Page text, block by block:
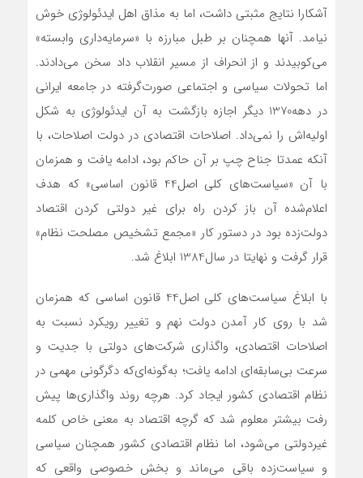
آشکارا نتایج مثبتی داشت، اما به مذاق اهل ایدئولوژی خوش
نیامد. آنها همچنان بر طبل مبارزه با «سرمایه‌داری وابسته»
می‌کوبیدند و از انحراف از مسیر انقلاب داد سخن می‌دادند.
اما تحولات سیاسی و اجتماعی صورت‌گرفته در جامعه ایرانی
در دهه1370 دیگر اجازه بازگشت به آن ایدئولوژی به شکل
اولیه‌اش را نمی‌داد. اصلاحات اقتصادی در دولت اصلاحات، با
آنکه عمدتا جناح چپ بر آن حاکم بود، ادامه یافت و همزمان
با آن «سیاست‌های کلی اصل44 قانون اساسی» که هدف
اعلام‌شده آن باز کردن راه برای غیر دولتی کردن اقتصاد
دولت‌زده بود در دستور کار «مجمع تشخیص مصلحت نظام»
قرار گرفت و نهایتا در سال1384 ابلاغ شد.
با ابلاغ سیاست‌های کلی اصل44 قانون اساسی که همزمان
شد با روی کار آمدن دولت نهم و تغییر رویکرد نسبت به
اصلاحات اقتصادی، واگذاری شرکت‌های دولتی با جدیت و
سرعت بی‌سابقه‌ای ادامه یافت؛ به‌گونه‌ای‌که دگرگونی مهمی در
نظام اقتصادی کشور ایجاد کرد. هرچه روند واگذاری‌ها پیش
رفت بیشتر معلوم شد که گرچه اقتصاد به معنی خاص کلمه
غیردولتی می‌شود، اما نظام اقتصادی کشور همچنان سیاسی
و سیاست‌زده باقی می‌ماند و بخش خصوصی واقعی که